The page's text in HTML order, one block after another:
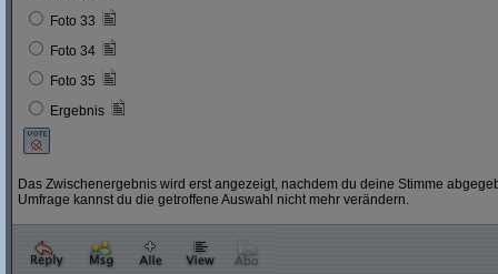
Foto 33
Foto 34
Foto 35
Ergebnis
Das Zwischenergebnis wird erst angezeigt, nachdem du deine Stimme
Umfrage kannst du die getroffene Auswahl nicht mehr verändern.